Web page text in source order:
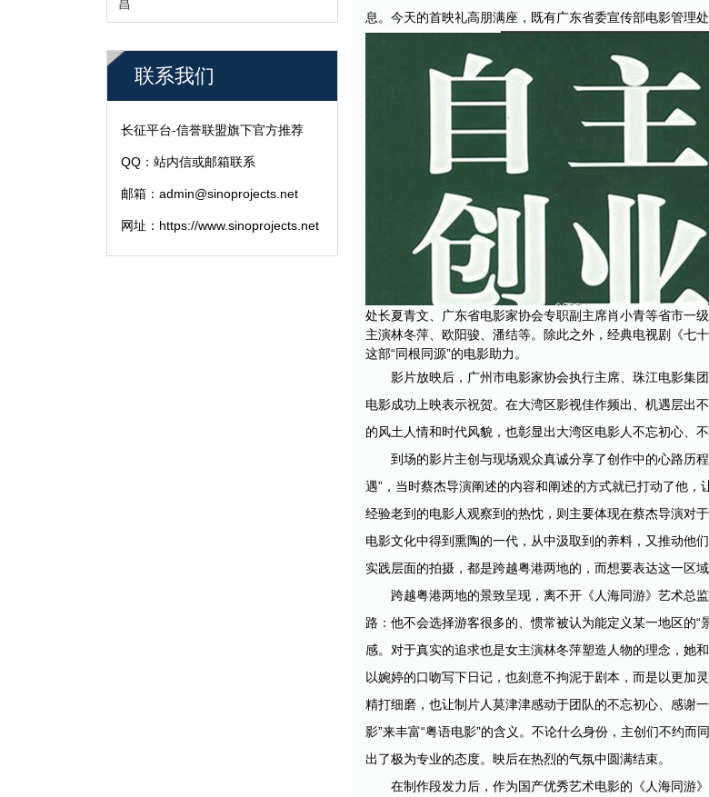
昌
联系我们
长征平台-信誉联盟旗下官方推荐
QQ：站内信或邮箱联系
邮箱：admin@sinoprojects.net
网址：https://www.sinoprojects.net
息。今天的首映礼高朋满座，既有广东省委宣传部电影管理处
处长夏青文、广东省电影家协会专职副主席肖小青等省市一
主演林冬萍、欧阳骏、潘结等。除此之外，经典电视剧《七
这部“同根同源”的电影助力。
影片放映后，广州市电影家协会执行主席、珠江电影集
电影成功上映表示祝贺。在大湾区影视佳作频出、机遇层出
的风土人情和时代风貌，也彰显出大湾区电影人不忘初心、
到场的影片主创与现场观众真诚分享了创作中的心路历
遇”，当时蔡杰导演阐述的内容和阐述的方式就已打动了他
经验老到的电影人观察到的热忱，则主要体现在蔡杰导演对
电影文化中得到熏陶的一代，从中汲取到的养料，又推动他
实践层面的拍摄，都是跨越粤港两地的，而想要表达这一区
跨越粤港两地的景致呈现，离不开《人海同游》艺术总
路：他不会选择游客很多的、惯常被认为能定义某一地区的
感。对于真实的追求也是女主演林冬萍塑造人物的理念，她
以婉婷的口吻写下日记，也刻意不拘泥于剧本，而是以更加
精打细磨，也让制片人莫津津感动于团队的不忘初心、感谢
影”来丰富“粤语电影”的含义。不论什么身份，主创们不约
出了极为专业的态度。映后在热烈的气氛中圆满结束。
在制作段发力后，作为国产优秀艺术电影的《人海同游